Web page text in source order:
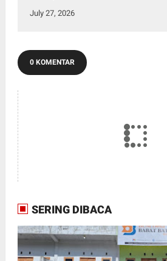
July 27, 2026
0 KOMENTAR
SERING DIBACA